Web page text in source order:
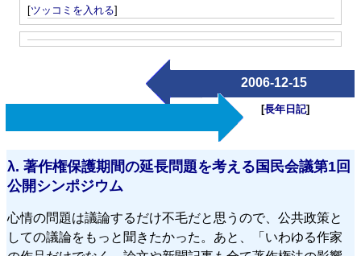
[ツッコミを入れる]
2006-12-15
[長年日記]
λ. 著作権保護期間の延長問題を考える国民会議第1回
公開シンポジウム
心情の問題は議論するだけ不毛だと思うので、公共政策と
しての議論をもっと聞きたかった。あと、「いわゆる作家